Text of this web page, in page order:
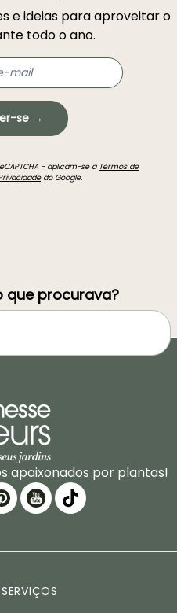
e ideias para aproveitar o
todo o ano.
se →
- aplicam-se a Termos de
do Google.
que procurava?
apaixonados por plantas!
SERVIÇOS